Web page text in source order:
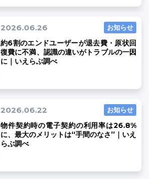
お役立ちブログ
2026.06.26 お知らせ
約6割のエンドユーザーが退去費・原状回
復費に不満、認識の違いがトラブルの一因
に｜いえらぶ調べ
2026.06.22 お知らせ
物件契約時の電子契約の利用率は26.8%
に、最大のメリットは“手間のなさ”｜いえ
らぶ調べ